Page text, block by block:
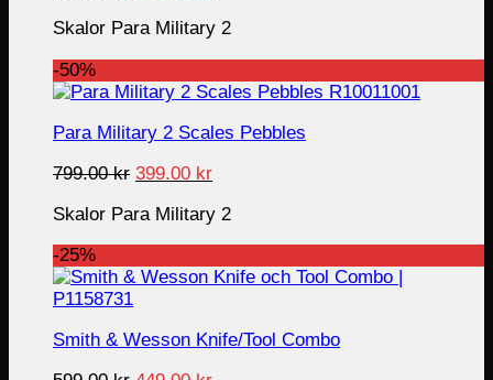
was:
is:
Skalor Para Military 2
-50%
Para Military 2 Scales Pebbles
799.00kr Original
was:
399.00 krCurrent
is:
Skalor Para Military 2
-25%
Smith & Wesson Knife/Tool Combo